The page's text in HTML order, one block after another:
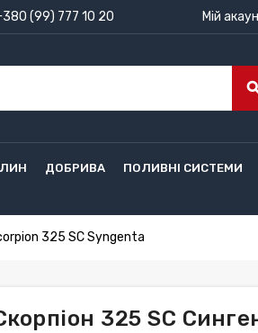
(99) 777 10 20 Мій
ДОБРИВА ПОЛИВНІ СИСТЕМИ
325 SC Syngenta
325 SC